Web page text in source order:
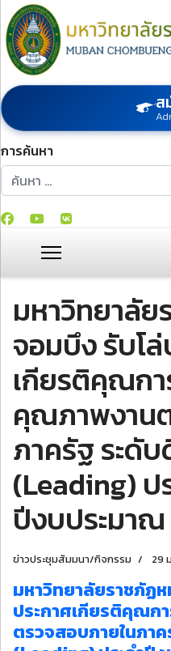
ส
การค้นหา
การค้นหา
มหาวิทยาลั
จอมบึง รับโล่
เกียรติคุณกา
คุณภาพงาน
ภาครัฐ ระดั
(Leading) ป
ปีงบประมาณ
ข่าวประชุมสัมมนา/กิจกรรม 29
มหาวิทยาลัยราชภัฏ
ประกาศเกียรติคุณก
ตรวจสอบภายในภา